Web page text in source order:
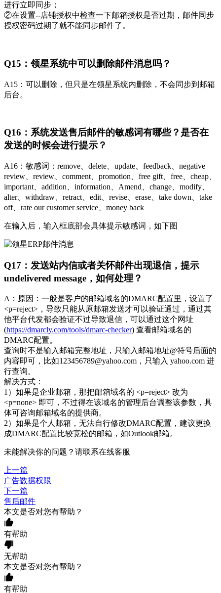
进行立即同步；
②在设置--店铺授权中检查一下邮箱授权是否过期，邮件同步
授权密码过期了就不能同步邮件了。
Q15：领星系统中可以删除邮件消息吗？
A15：可以删除，但只是在领星系统内删除，不会同步到邮箱
后台。
Q16：系统发送售后邮件的敏感词有哪些？是否在
发送的时候会进行提示？
A16：敏感词 ： remove、delete、update、feedback、negative
review、review、comment、promotion、free gift、free、cheap、
important、addition、information、Amend、change、modify、
alter、withdraw、retract、edit、revise、erase、take down、take
off、rate our customer service、money back
在输入后，输入框底部会具体提示敏感词，如下图
Q17： 发送站内信或者关怀邮件出现退信，提示
undelivered message，如何处理？
A：原因：一般是客户的邮箱域名的DMARC配置里，设置了
<p=reject>，导致只能从原邮箱发送才可以验证通过，通过其
他平台代发都会验证不过导致退信，可以通过这个网址
(https://dmarcly.com/tools/dmarc-checker) 查看邮箱域名的
DMARC配置。
查询时不是输入邮箱完整地址，只输入邮箱地址@符号后面的
内容即可，比如123456789@yahoo.com，只输入 yahoo.com 进
行查询。
解决方式：
1）如果是企业邮箱，那把邮箱域名的 <p=reject> 改为
<p=none> 即可，不过得在该域名的管理后台调整该参数，具
体可咨询邮箱域名的提供商。
2）如果是个人邮箱，无法自行修改DMARC配置，建议更换
成DMARC配置比较宽松的邮箱，如Outlook邮箱。
未能解决你的问题？请联系在线客服
上一篇
广告数据权限
下一篇
售后邮件
本文是否对您有帮助？
有帮助
无帮助
本文是否对您有帮助？
有帮助